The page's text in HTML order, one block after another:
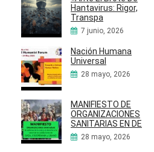
Hantavirus: Rigor,
Transpa
7 junio, 2026
Nación Humana
Universal
28 mayo, 2026
MANIFIESTO DE
ORGANIZACIONES
SANITARIAS EN DE
28 mayo, 2026